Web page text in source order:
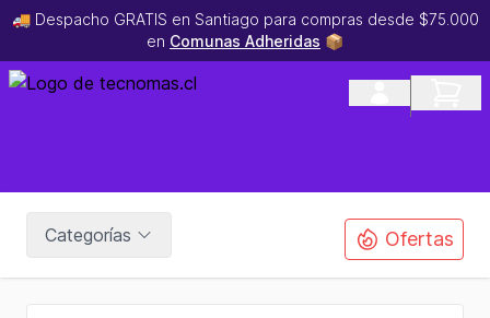
🚚 Despacho GRATIS en Santiago para compras desde $75.000
en Comunas Adheridas 📦
Categorías Ofertas